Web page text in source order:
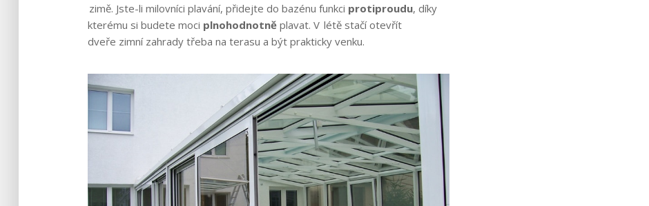
zimě. Jste-li milovníci plavání, přidejte do bazénu funkci protiproudu, díky
kterému si budete moci plnohodnotněplavat. V létě stačí otevřít
dveře zimní zahrady třeba na terasu a být prakticky venku.